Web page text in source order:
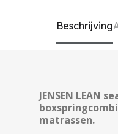
Beschrijving
JENSEN LEAN
matrassen.